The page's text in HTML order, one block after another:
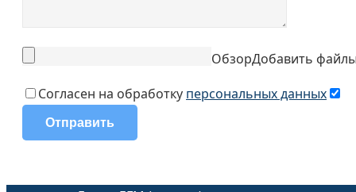
ОбзорДобавить
Согласен на обработку персональных данных